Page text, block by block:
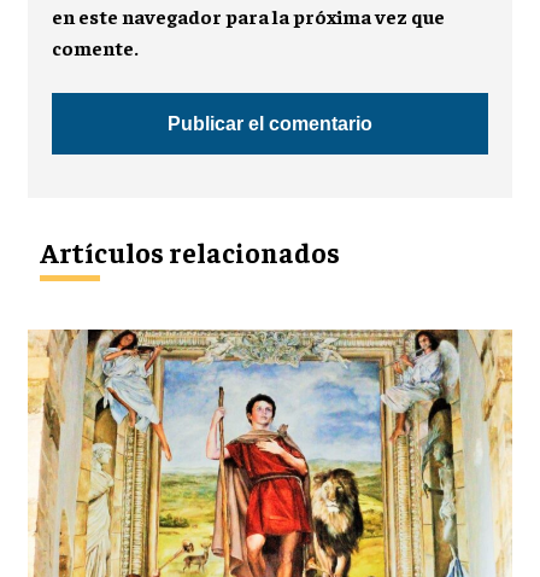
en este navegador para la próxima vez que
comente.
Artículos relacionados